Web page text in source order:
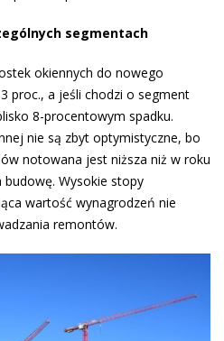
segmentach
okiennych do nowego
proc., a jeśli chodzi o segment
8-procentowym spadku.
nie są zbyt optymistyczne, bo
notowana jest niższa niż w roku
budowę. Wysokie stopy
wartość wynagrodzeń nie
remontów.